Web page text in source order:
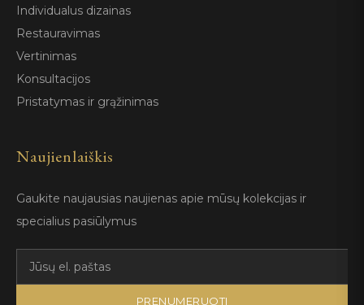
Individualus dizainas
Restauravimas
Vertinimas
Konsultacijos
Pristatymas ir grąžinimas
Naujienlaiškis
Gaukite naujausias naujienas apie mūsų kolekcijas ir
specialius pasiūlymus
PRENUMERUOTI